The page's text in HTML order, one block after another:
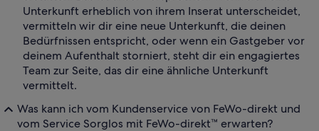
Unterkunft erheblich von ihrem Inserat unterscheidet,
vermitteln wir dir eine neue Unterkunft, die deinen
Bedürfnissen entspricht, oder wenn ein Gastgeber vor
deinem Aufenthalt storniert, steht dir ein engagiertes
Team zur Seite, das dir eine ähnliche Unterkunft
vermittelt.
Was kann ich vom Kundenservice von FeWo-direkt und
vom Service Sorglos mit FeWo-direkt™ erwarten?